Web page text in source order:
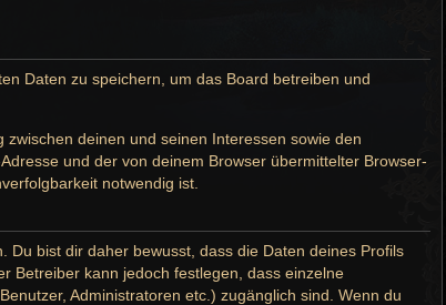
Daten zu speichern, um das Board betreiben und
deinen und seinen Interessen sowie den
und der von deinem Browser übermittelter Browser-
notwendig ist.
Du bist dir daher bewusst, dass die Daten deines Profils
Betreiber kann jedoch festlegen, dass einzelne
Administratoren etc.) zugänglich sind. Wenn du